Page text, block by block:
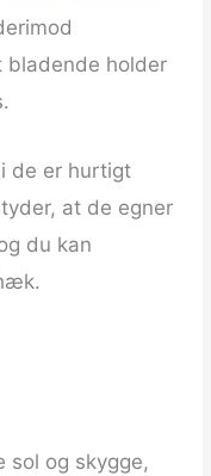
bladende holder
de er hurtigt
at de egner
du kan
sol og skygge,